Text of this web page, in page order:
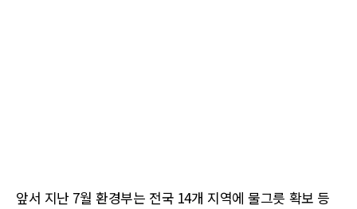
앞서 지난 7월 환경부는 전국 14개 지역에 물그릇 확보 등